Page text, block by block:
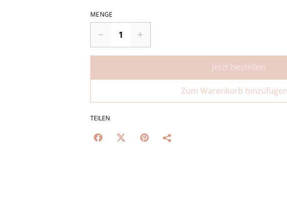
MENGE
Jetzt bestellen
Zum Warenkorb hinzufügen
TEILEN